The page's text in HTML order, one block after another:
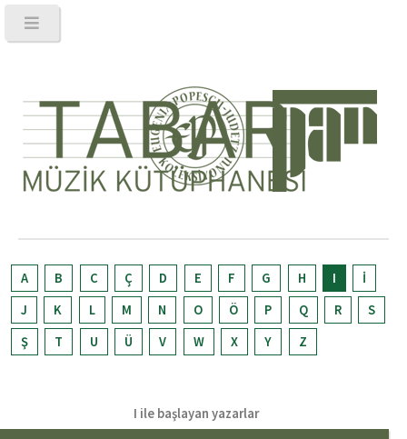
A B C Ç D E F G H I
İ
J
K L M N O Ö P Q R
S
Ş
T U Ü V W X Y Z
I ile başlayan yazarlar